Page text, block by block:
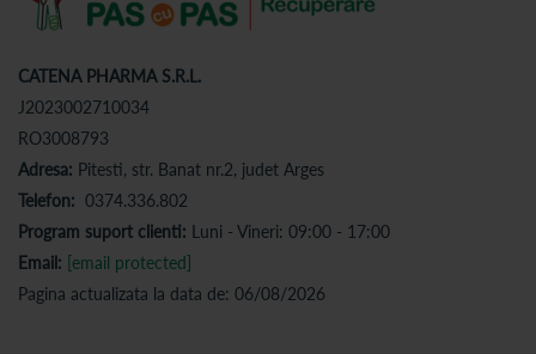
CATENA PHARMA S.R.L.
J2023002710034
RO3008793
Adresa: Pitesti, str. Banat nr.2, judet Arges
Telefon: 0374.336.802
Program suport clienti: Luni - Vineri: 09:00 - 17:00
Email: [email protected]
Pagina actualizata la data de: 06/08/2026